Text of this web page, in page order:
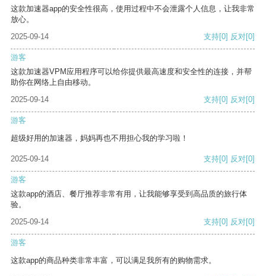
这款加速器app的安全性很高，使用过程中不会泄露个人信息，让我非常
放心。
2025-09-14
支持[0] 反对[0]
游客
这款加速器VPM应用程序可以给你提供最高速度和安全性的连接，并帮
助你在网络上自由移动。
2025-09-14
支持[0] 反对[0]
游客
超级好用的加速器，妈妈再也不用担心我的学习啦！
2025-09-14 支持[0] 反对[0]
游客
这款app的酒店、餐厅推荐非常有用，让我能够享受到高品质的旅行体
验。
2025-09-14
支持[0] 反对[0]
游客
这款app的商品种类非常丰富，可以满足我所有的购物需求。